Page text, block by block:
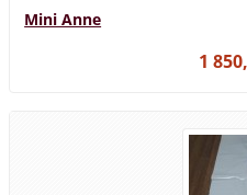
Mini Anne
1